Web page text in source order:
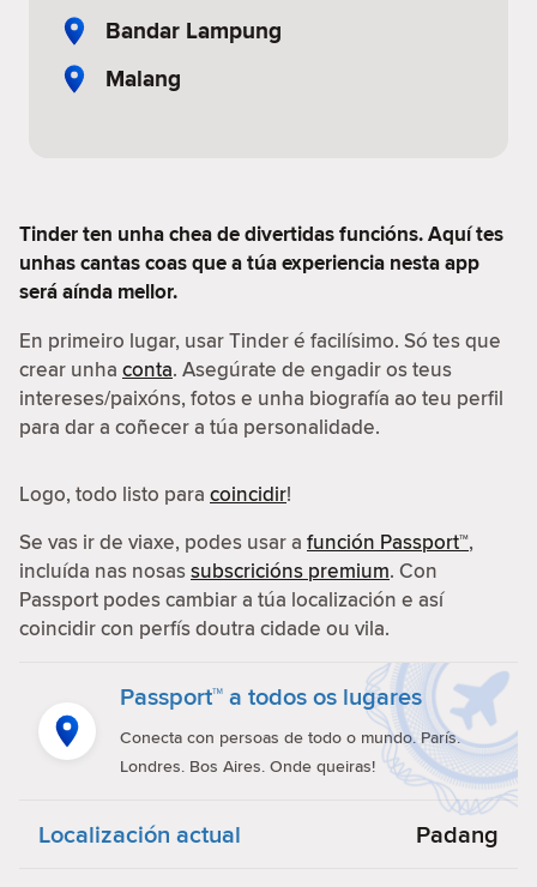
Bandar Lampung
Malang
Tinder ten unha chea de divertidas funcións. Aquí tes
unhas cantas coas que a túa experiencia nesta app
será aínda mellor.
En primeiro lugar, usar Tinder é facilísimo. Só tes que
crear unha conta. Asegúrate de engadir os teus
intereses/paixóns, fotos e unha biografía ao teu perfil
para dar a coñecer a túa personalidade.
Logo, todo listo para coincidir!
Se vas ir de viaxe, podes usar a función Passport™,
incluída nas nosassubscricións premium. Con
Passport podes cambiar a túa localización e así
coincidir con perfís doutra cidade ou vila.
Passport™ a todos os lugares
Conecta con persoas de todo o mundo. París.
Londres. Bos Aires. Onde queiras!
Localización actual Padang